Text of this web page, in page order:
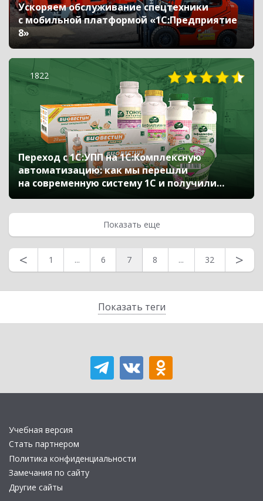
Показать теги
Ускоряем обслуживание спецтехники
с мобильной платформой «1С:Предприятие
8»
1822
Переход с 1С:УПП на 1С:Комплексную
автоматизацию: как мы перешли
на современную систему 1С и получили
новые возможности для эффективной
Показать еще
< 1 ... 6 7 8 ... 32 >
Учебная версия
Стать партнером
Политика конфиденциальности
Замечания по сайту
Другие сайты